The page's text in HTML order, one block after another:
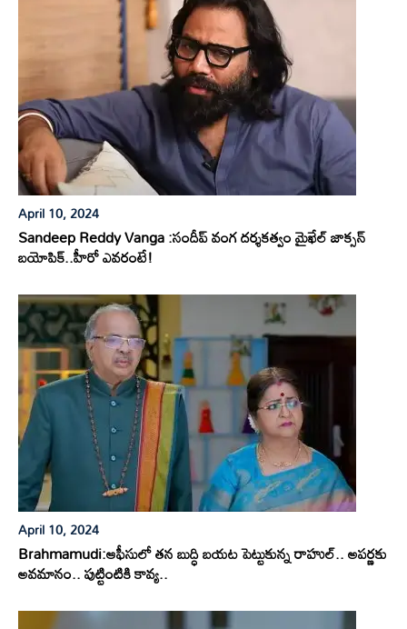
April 10, 2024
Sandeep Reddy Vanga :సందీప్ వంగ దర్శకత్వం మైఖేల్ జాక్సన్
బయోపిక్..హీరో ఎవరంటే!
April 10, 2024
Brahmamudi:ఆఫీసులో తన బుద్ధి బయట పెట్టుకున్న రాహుల్.. అపర్ణకు
అవమానం.. పుట్టింటికి కావ్య..